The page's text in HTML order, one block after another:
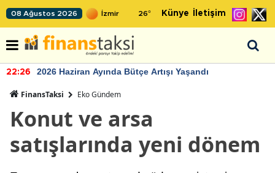
08 Ağustos 2026 26° Künye İletişim
22:26 2026 Haziran Ayında Bütçe Artışı Yaşandı
FinansTaksi Eko Gündem
Konut ve arsa
satışlarında yeni dönem